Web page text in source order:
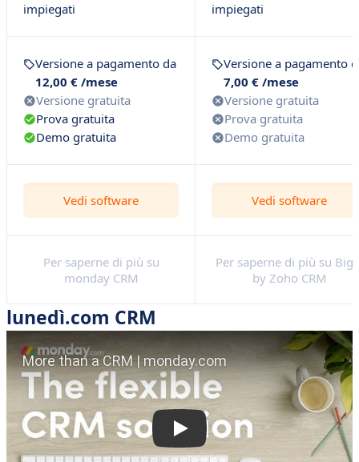
impiegati
impiegati
Versione a pagamento da
12,00 € /mese
Versione gratuita
Prova gratuita
Demo gratuita
Versione a pagamento
7,00 € /mese
Versione gratuita
Prova gratuita
Demo gratuita
Vedi software Vedi software
Per saperne di più su
monday CRM
Per saperne di più su
by Zoho CRM
lunedì.com CRM